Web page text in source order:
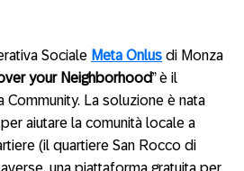
Sociale Meta Onlus di Monza
your Neighborhood” è il
La soluzione è nata
aiutare la comunità locale a
(il quartiere San Rocco di
una piattaforma gratuita per